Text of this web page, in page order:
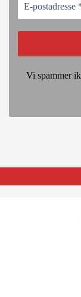
Vi spammer